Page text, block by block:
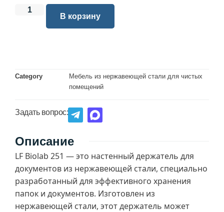
В корзину
Category
Мебель из нержавеющей стали для чистых
помещений
Задать вопрос:
Описание
LF Biolab 251 — это настенный держатель для
документов из нержавеющей стали, специально
разработанный для эффективного хранения
папок и документов. Изготовлен из
нержавеющей стали, этот держатель может